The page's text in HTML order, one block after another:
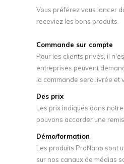
Vous préférez vous lancer
receviez les bons produits.
Commande sur compte
Pour les clients privés, il
entreprises peuvent
la commande sera livrée et
Des prix
Les prix indiqués dans
pouvons accorder une
Démo/formation
Les produits ProNano sont
sur nos canaux de médias